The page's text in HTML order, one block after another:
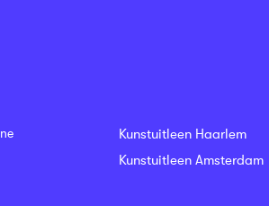
Kunstuitleen Haarlem
Kunstuitleen Amsterdam